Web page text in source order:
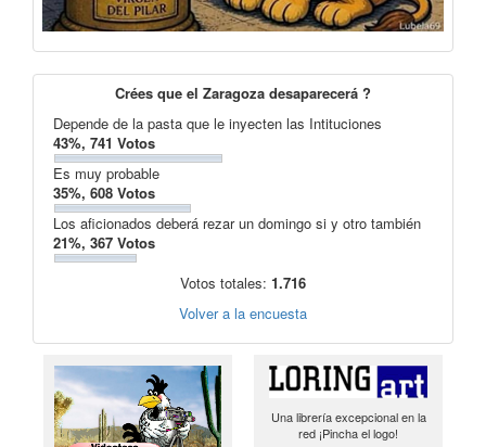
Crées que el Zaragoza desaparecerá ?
Depende de la pasta que le inyecten las Intituciones
43%, 741 Votos
Es muy probable
35%, 608 Votos
Los aficionados deberá rezar un domingo si y otro también
21%, 367 Votos
Votos totales: 1.716
Volver a la encuesta
Una librería excepcional en la
red ¡Pincha el logo!